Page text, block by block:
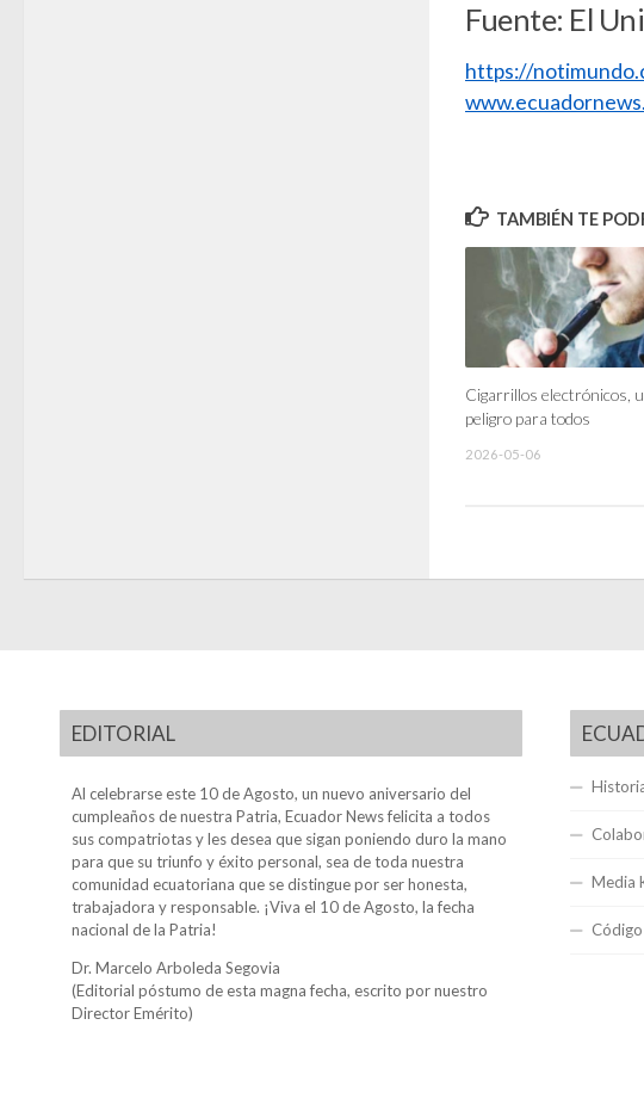
Fuente: El
https://
TAMBIÉN TE
Cigarrillos electrónicos,
peligro para todos
2026-05-06
EDITORIAL
Al celebrarse este 10 de Agosto, un nuevo aniversario del
cumpleaños de nuestra Patria, Ecuador News felicita a todos
sus compatriotas y les desea que sigan poniendo duro la mano
para que su triunfo y éxito personal, sea de toda nuestra
comunidad ecuatoriana que se distingue por ser honesta,
trabajadora y responsable. ¡Viva el 10 de Agosto, la fecha
nacional de la Patria!
Dr. Marcelo Arboleda Segovia
(Editorial póstumo de esta magna fecha, escrito por nuestro
Director Emérito)
Media